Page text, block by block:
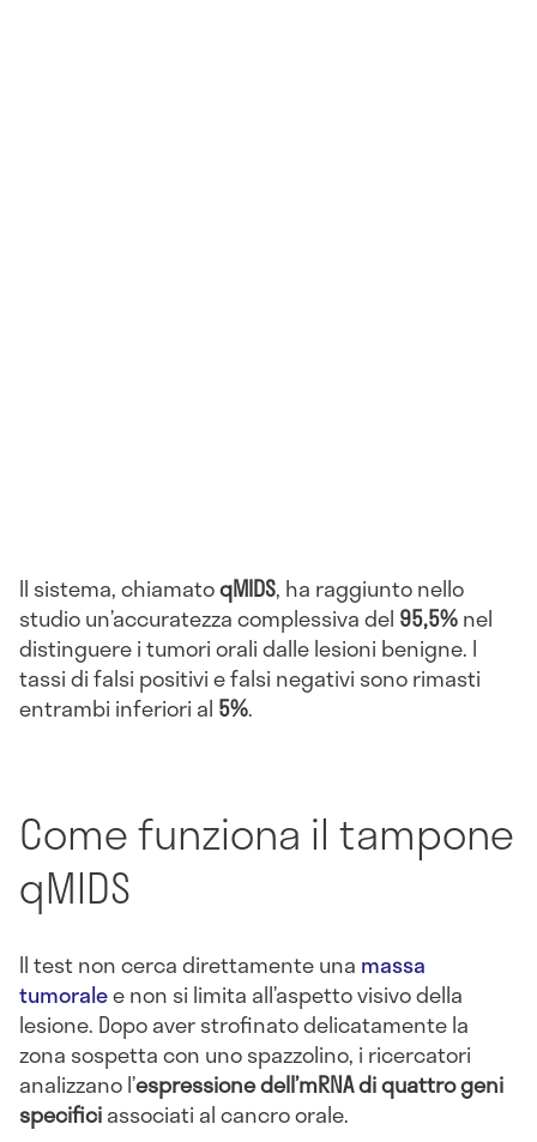
Il sistema, chiamatoqMIDS, ha raggiunto nello
studio un’accuratezza complessiva del 95,5%nel
distinguere i tumori orali dalle lesioni benigne. I
tassi di falsi positivi e falsi negativi sono rimasti
entrambi inferiori al 5%.
Come funziona il tampone
qMIDS
Il test non cerca direttamente una massa
tumoralee non si limita all’aspetto visivo della
lesione. Dopo aver strofinato delicatamente la
zona sospetta con uno spazzolino, i ricercatori
analizzano l’espressione dell’mRNA di quattro geni
specificiassociati al cancro orale.